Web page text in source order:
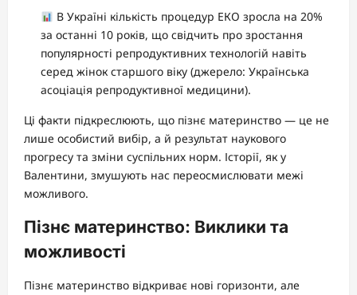
В Україні кількість процедур ЕКО зросла на 20%
за останні 10 років, що свідчить про зростання
популярності репродуктивних технологій навіть
серед жінок старшого віку (джерело: Українська
асоціація репродуктивної медицини).
Ці факти підкреслюють, що пізнє материнство — це не
лише особистий вибір, а й результат наукового
прогресу та зміни суспільних норм. Історії, як у
Валентини, змушують нас переосмислювати межі
можливого.
Пізнє материнство: Виклики та
можливості
Пізнє материнство відкриває нові горизонти, але